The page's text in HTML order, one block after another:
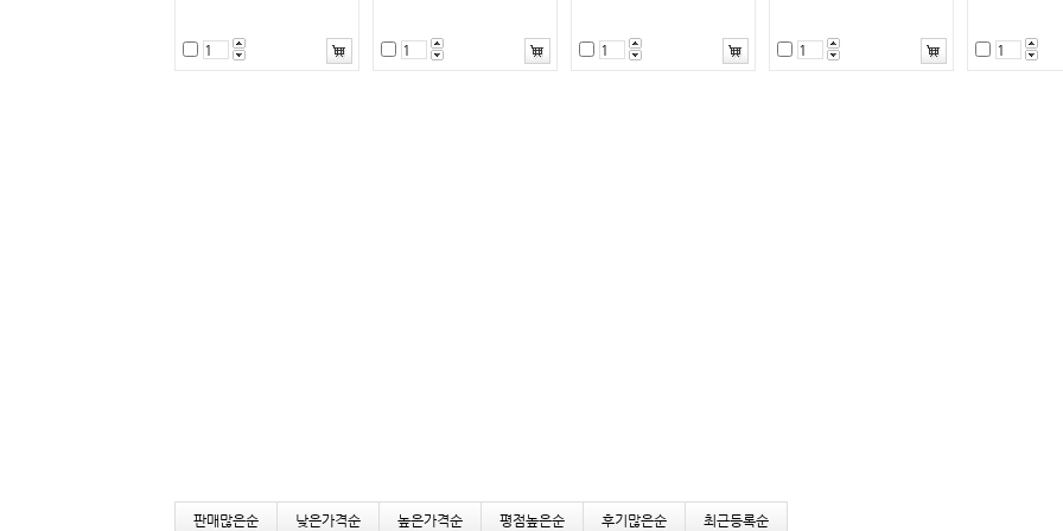
판매많은순 낮은가격순 높은가격순 평점높은순 후기많은순 최근등록순